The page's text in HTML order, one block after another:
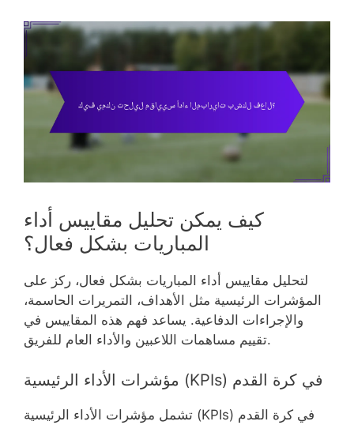
كيف يمكن تحليل مقاييس أداء
المباريات بشكل فعال؟
لتحليل مقاييس أداء المباريات بشكل فعال، ركز على
المؤشرات الرئيسية مثل الأهداف، التمريرات الحاسمة،
والإجراءات الدفاعية. يساعد فهم هذه المقاييس في
تقييم مساهمات اللاعبين والأداء العام للفريق.
مؤشرات الأداء الرئيسية (KPIs) في كرة القدم
تشمل مؤشرات الأداء الرئيسية (KPIs) في كرة القدم